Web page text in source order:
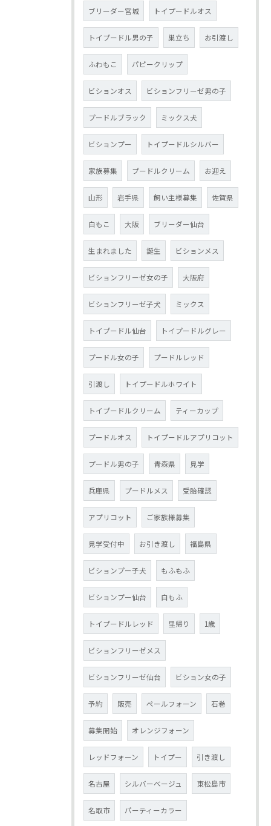
ブリーダー宮城 トイプードルオス
トイプードル男の子 巣立ち お引渡し
ふわもこ パピークリップ
ビションオス ビションフリーゼ男の子
プードルブラック ミックス犬
ビションプー トイプードルシルバー
家族募集 プードルクリーム お迎え
山形 岩手県 飼い主様募集 佐賀県
白もこ 大阪 ブリーダー仙台
生まれました 誕生 ビションメス
ビションフリーゼ女の子 大阪府
ビションフリーゼ子犬 ミックス
トイプードル仙台 トイプードルグレー
プードル女の子 プードルレッド
引渡し トイプードルホワイト
トイプードルクリーム ティーカップ
プードルオス トイプードルアプリコット
プードル男の子 青森県 見学
兵庫県 プードルメス 受胎確認
アプリコット ご家族様募集
見学受付中 お引き渡し 福島県
ビションプー子犬 もふもふ
ビションプー仙台 白もふ
トイプードルレッド 里帰り 1歳
ビションフリーゼメス
ビションフリーゼ仙台 ビション女の子
予約 販売 ペールフォーン 石巻
募集開始 オレンジフォーン
レッドフォーン トイプー 引き渡し
名古屋 シルバーベージュ 東松島市
名取市 パーティーカラー